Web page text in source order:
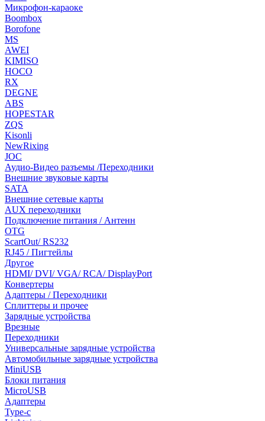
Микрофон-караоке
Boombox
Borofone
MS
AWEI
KIMISO
HOCO
RX
DEGNE
ABS
HOPESTAR
ZQS
Kisonli
NewRixing
JOC
Аудио-Видео разъемы /Переходники
Внешние звуковые карты
SATA
Внешние сетевые карты
AUX переходники
Подключение питания / Антенн
OTG
ScartOut/ RS232
RJ45 / Пигтейлы
Другое
HDMI/ DVI/ VGA/ RCA/ DisplayPort
Конвертеры
Адаптеры / Переходники
Сплиттеры и прочее
Зарядные устройства
Врезные
Переходники
Универсальные зарядные устройства
Автомобильные зарядные устройства
MiniUSB
Блоки питания
MicroUSB
Адаптеры
Type-c